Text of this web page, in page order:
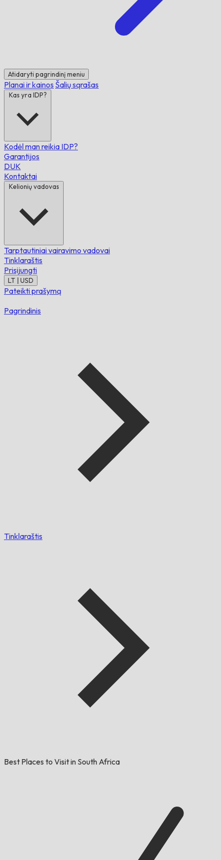
Atidaryti pagrindinį meniu
Planai ir kainos Šalių sąrašas
Kas yra IDP?
Kodėl man reikia IDP?
Garantijos
DUK
Kontaktai
Kelionių vadovas
Tarptautiniai vairavimo vadovai
Tinklaraštis
Prisijungti
LT | USD
Pateikti prašymą
Pagrindinis
Tinklaraštis
Best Places to Visit in South Africa